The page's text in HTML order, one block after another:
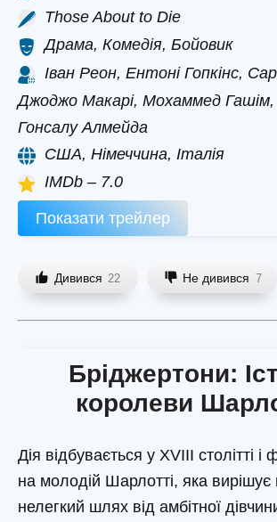
Those About to Die
Драма, Комедія, Бойовик
Іван Реон, Ентоні Гопкінс,
Джоджо Макарі, Мохаммед Гашім,
Гонсалу Алмейда
США, Німеччина, Італія
IMDb – 7.0
Показати трейлер
Дивився 22 Не дивився 7
Бріджертони:
королеви
Дія відбувається у XVIII столітті і
на молодій Шарлотті, яка вирішує
нелегкий шлях від амбітної